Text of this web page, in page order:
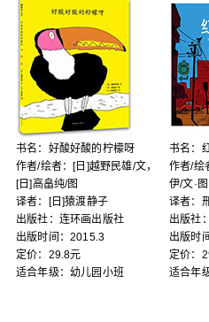
书名：好酸好酸的柠檬呀
作者/绘者：[日]越野民雄/文，
[日]高畠纯/图
译者：[日]猿渡静子
出版社：连环画出版社
出版时间：2015.3
定价：29.8元
适合年级：幼儿园小班
书名：
作者/绘
伊/文·图
译者：
出版社
出版时
定价：
适合年